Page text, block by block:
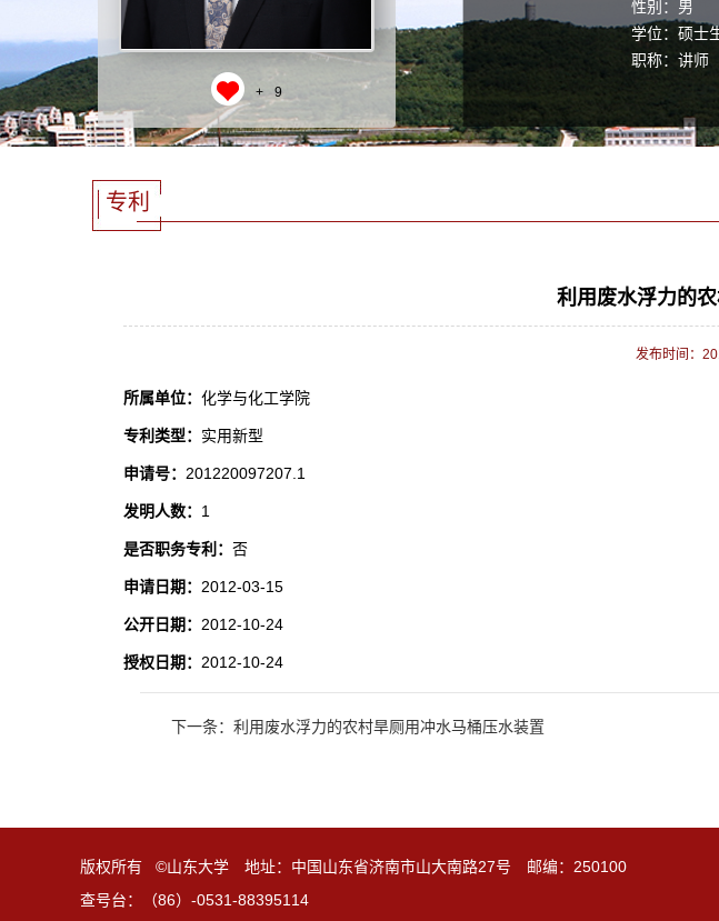
+ 9
性别：男
学位：硕士
职称：讲师
专利
利用废水浮力的
发布时间：
所属单位： 化学与化工学院
专利类型： 实用新型
申请号： 201220097207.1
发明人数： 1
是否职务专利： 否
申请日期： 2012-03-15
公开日期： 2012-10-24
授权日期： 2012-10-24
下一条：利用废水浮力的农村旱厕用冲水马桶压水装置
版权所有 ©山东大学 地址：中国山东省济南市山大南路27号 邮编：250100
查号台：（86）-0531-88395114